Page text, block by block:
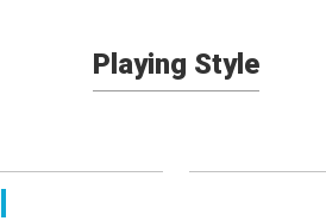
Playing Style